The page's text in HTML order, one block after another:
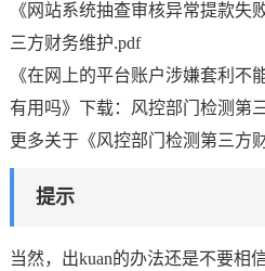
《网站系统抽查审核异常提款失
三方财务维护.pdf
《在网上的平台账户涉嫌套利不
有用吗》下载：风控部门检测第
更多关于《风控部门检测第三方
提示
当然，出kuan的办法还是不要相